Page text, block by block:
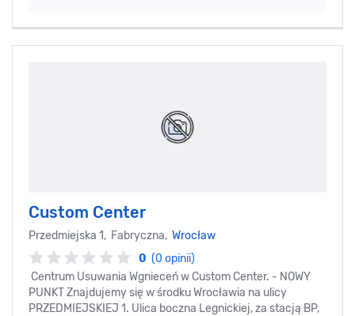
Custom Center
Przedmiejska 1, Fabryczna, Wrocław
0 (0 opinii)
Centrum Usuwania Wgnieceń w Custom Center. - NOWY
PUNKT Znajdujemy się w środku Wrocławia na ulicy
PRZEDMIEJSKIEJ 1. Ulica boczna Legnickiej, za stacją BP,